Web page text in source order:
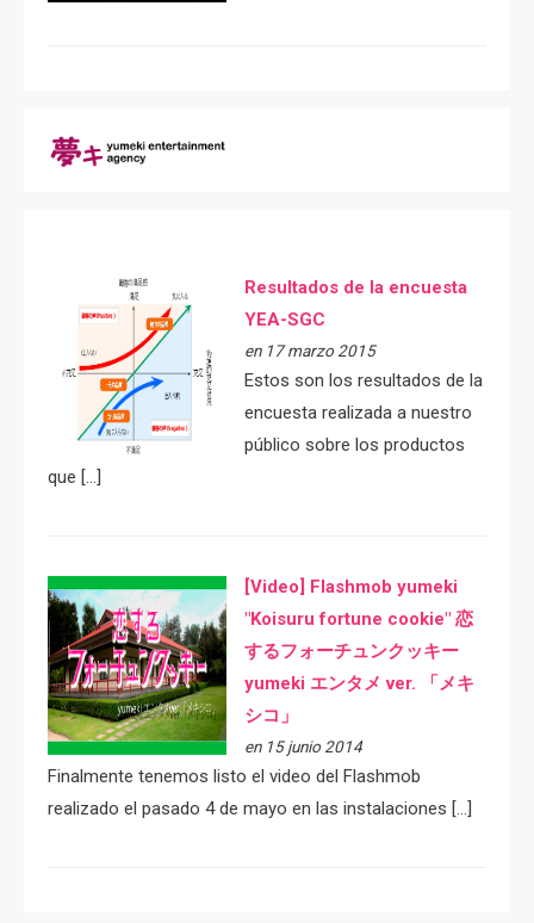
Resultados de la encuesta
YEA-SGC
en 17 marzo 2015
Estos son los resultados de la
encuesta realizada a nuestro
público sobre los productos
que […]
[Video] Flashmob yumeki
"Koisuru fortune cookie" 恋
するフォーチュンクッキー
yumeki エンタメ ver. 「メキ
シコ」
en 15 junio 2014
Finalmente tenemos listo el video del Flashmob
realizado el pasado 4 de mayo en las instalaciones […]